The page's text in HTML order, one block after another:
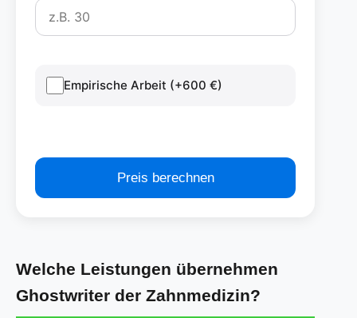
Empirische Arbeit (+600 €)
Preis berechnen
Welche Leistungen übernehmen
Ghostwriter der Zahnmedizin?